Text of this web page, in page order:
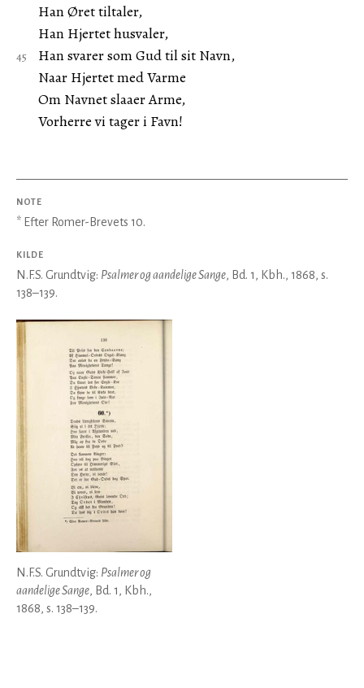
Han Øret tiltaler,
Han Hjertet husvaler,
Han svarer som Gud til sit Navn,
Naar Hjertet med Varme
Om Navnet slaaer Arme,
Vorherre vi tager i Favn!
NOTE
* Efter Romer-Brevets 10.
KILDE
N.F.S. Grundtvig: Psalmer og aandelige Sange, Bd. 1, Kbh., 1868, s.
138–139.
N.F.S. Grundtvig: Psalmer og
aandelige Sange, Bd. 1, Kbh.,
1868, s. 138–139.